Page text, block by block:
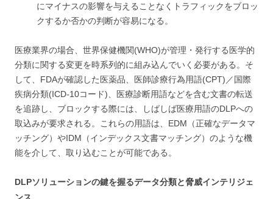
にマイナスの影響を与えることなくトラフィックをブロッ
クするか否かの判断が容易になる。
医療業界の場合、世界保健機関(WHO)が管理・発行する医学的
分類に関する変更を時系列的に組み込んでいく必要がある。そ
して、FDAが確認した医薬品、医師診療行為用語(CPT)／国際
疾病分類(ICD-10コード)、医療診断用語などを含む文書の転送
を追跡し、ブロックする際には、しばしば医療用語のDLPへの
取込みが要求される。これらの用語は、EDM（正確なデータマ
ッチング）やIDM（インデックス文書マッチング）のような機
能を介して、取り込むことが可能である。
DLPソリューションの鍵を握るデータ分類と脅威インテリジェ
ンス